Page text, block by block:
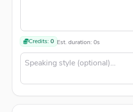
Credits: 0 Est. duration: 0s